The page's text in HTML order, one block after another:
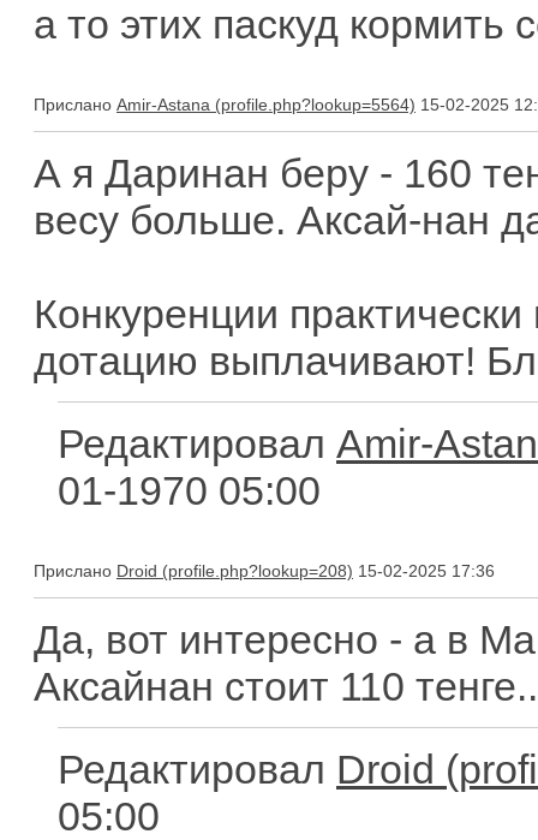
а то этих паскуд кормить
Прислано Amir-Astana 15-02-2025
А я Даринан беру - 160
весу больше. Аксай-нан
Конкуренции
дотацию выплачивают!
Редактировал Amir-
01-1970 05:00
Прислано Droid 15-02-2025 17:36
Да, вот интересно - а в
Аксайнан стоит 110
Редактировал Droid
05:00